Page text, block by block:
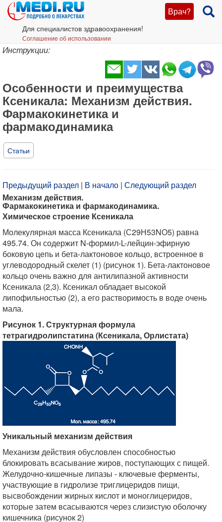
Врач?
Для специалистов здравоохранения!
Соглашение об использовании
Инструкции:
Особенности и преимущества
Ксеникала: Механизм действия.
Фармакокинетика и
фармакодинамика
Статьи
Предыдущий раздел | В начало | Следующий раздел
Механизм действия.
Фармакокинетика и фармакодинамика.
Химическое строение Ксеникала
Молекулярная масса Ксеникала (С29Н53NО5) равна
495.74. Он содержит N-формил-L-лейцин-эфирную
боковую цепь и бета-лактоновое кольцо, встроенное в
углеводородный скелет (1) (рисунок 1). Бета-лактоновое
кольцо очень важно для антилипазной активности
Ксеникала (2,3). Ксеникал обладает высокой
липофильностью (2), а его растворимость в воде очень
мала.
Рисунок 1. Структурная формула
тетрагидролипстатина (Ксеникала, Орлистата)
Уникальный механизм действия
Механизм действия обусловлен способностью
блокировать всасывание жиров, поступающих с пищей.
Желудочно-кишечные липазы - ключевые ферменты,
участвующие в гидролизе триглицеридов пищи,
высвобождении жирных кислот и моноглицеридов,
которые затем всасываются через слизистую оболочку
кишечника (рисунок 2)